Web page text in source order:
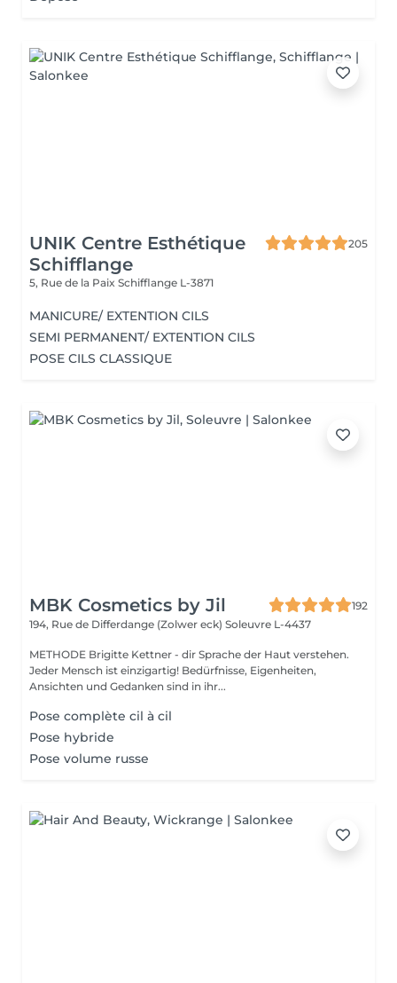
UNIK Centre Esthétique
Schifflange
205
5, Rue de la Paix Schifflange L-3871
MANICURE/ EXTENTION CILS
SEMI PERMANENT/ EXTENTION CILS
POSE CILS CLASSIQUE
MBK Cosmetics by Jil
192
194, Rue de Differdange (Zolwer eck) Soleuvre L-4437
METHODE Brigitte Kettner - dir Sprache der Haut verstehen.
Jeder Mensch ist einzigartig! Bedürfnisse, Eigenheiten,
Ansichten und Gedanken sind in ihr...
Pose complète cil à cil
Pose hybride
Pose volume russe